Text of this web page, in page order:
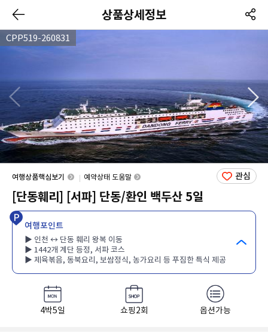
상품상세정보
CPP519-260831
여행상품핵심보기 예약상태 도움말
[단동훼리] [서파] 단동/환인 백두산 5일
여행포인트
▶ 인천 ↔ 단동 훼리 왕복 이동
▶ 1442개 계단 등정, 서파 코스
▶ 제육볶음, 동북요리, 보쌈정식, 농가요리 등 푸짐한 특식 제공
4박5일 쇼핑2회 옵션가능
관심